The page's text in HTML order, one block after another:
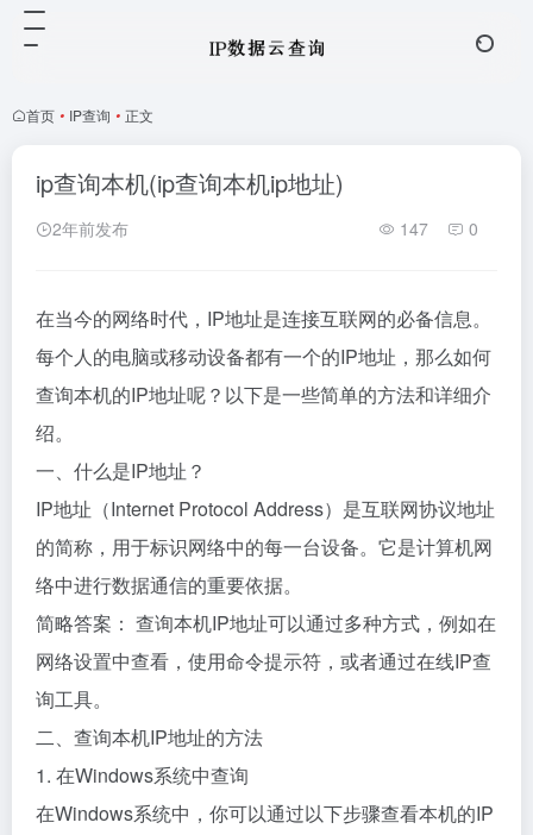
首页 • IP查询 • 正文
ip查询本机(ip查询本机ip地址)
2年前发布 147 0
在当今的网络时代，IP地址是连接互联网的必备信息。
每个人的电脑或移动设备都有一个的IP地址，那么如何
查询本机的IP地址呢？以下是一些简单的方法和详细介
绍。
一、什么是IP地址？
IP地址（Internet Protocol Address）是互联网协议地址
的简称，用于标识网络中的每一台设备。它是计算机网
络中进行数据通信的重要依据。
简略答案： 查询本机IP地址可以通过多种方式，例如在
网络设置中查看，使用命令提示符，或者通过在线IP查
询工具。
二、查询本机IP地址的方法
1. 在Windows系统中查询
在Windows系统中，你可以通过以下步骤查看本机的IP